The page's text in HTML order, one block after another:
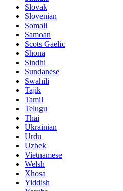
Slovak
Slovenian
Somali
Samoan
Scots Gaelic
Shona
Sindhi
Sundanese
Swahili
Tajik
Tamil
Telugu
Thai
Ukrainian
Urdu
Uzbek
Vietnamese
Welsh
Xhosa
Yiddish